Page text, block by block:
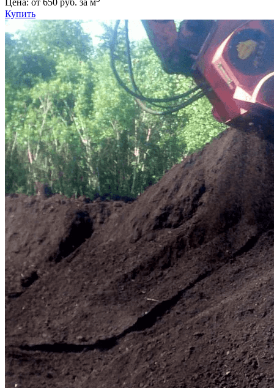
Цена: от 650 руб. за м
Купить